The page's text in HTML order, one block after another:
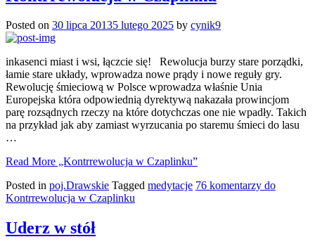
Posted on 30 lipca 20135 lutego 2025 by cynik9
inkasenci miast i wsi, łączcie się! Rewolucja burzy stare porządki,
łamie stare układy, wprowadza nowe prądy i nowe reguły gry.
Rewolucję śmieciową w Polsce wprowadza właśnie Unia
Europejska która odpowiednią dyrektywą nakazała prowincjom
parę rozsądnych rzeczy na które dotychczas one nie wpadły. Takich
na przykład jak aby zamiast wyrzucania po staremu śmieci do lasu
…
Read More „Kontrrewolucja w Czaplinku”
Posted in poj.Drawskie Tagged medytacje 76 komentarzy do
Kontrrewolucja w Czaplinku
Uderz w stół